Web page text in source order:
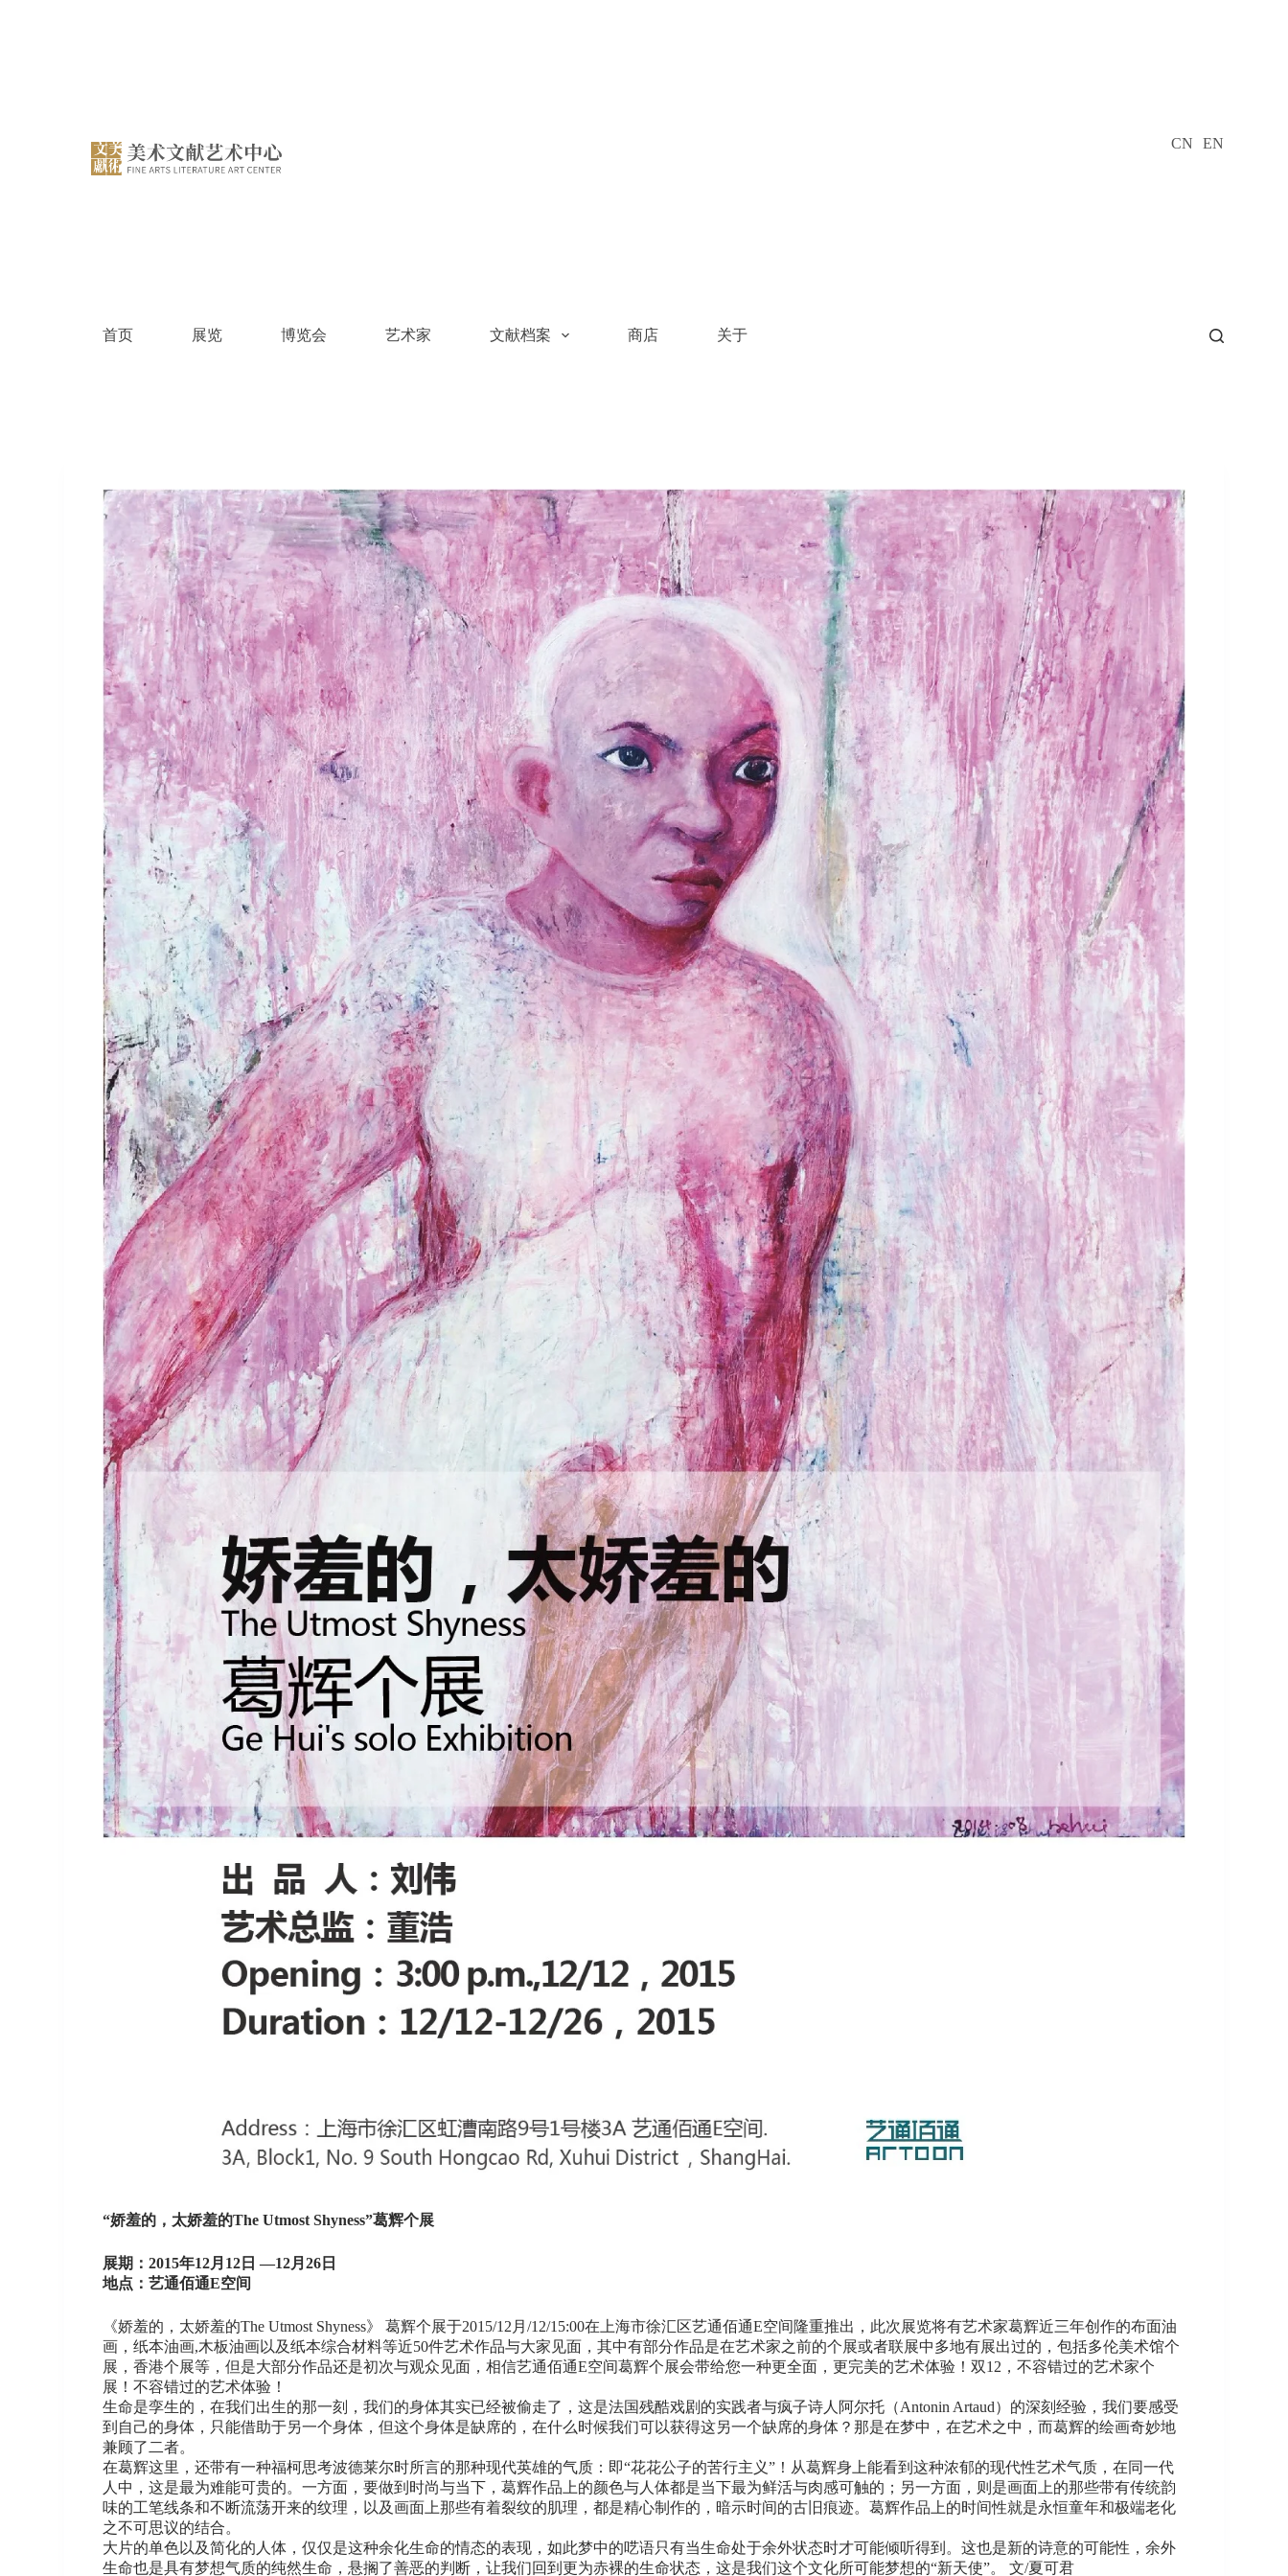
CN EN
首页 展览 博览会 艺术家 文献档案 商店 关于
“娇羞的，太娇羞的The Utmost Shyness”葛辉个展
展期：2015年12月12日 —12月26日
地点：艺通佰通E空间
《娇羞的，太娇羞的The Utmost Shyness》 葛辉个展于2015/12月/12/15:00在上海市徐汇区艺通佰通E空间隆重推出，此次展览将有艺术家葛辉近三年创作的布面油
画，纸本油画,木板油画以及纸本综合材料等近50件艺术作品与大家见面，其中有部分作品是在艺术家之前的个展或者联展中多地有展出过的，包括多伦美术馆个
展，香港个展等，但是大部分作品还是初次与观众见面，相信艺通佰通E空间葛辉个展会带给您一种更全面，更完美的艺术体验！双12，不容错过的艺术家个
展！不容错过的艺术体验！
生命是孪生的，在我们出生的那一刻，我们的身体其实已经被偷走了，这是法国残酷戏剧的实践者与疯子诗人阿尔托（Antonin Artaud）的深刻经验，我们要感受
到自己的身体，只能借助于另一个身体，但这个身体是缺席的，在什么时候我们可以获得这另一个缺席的身体？那是在梦中，在艺术之中，而葛辉的绘画奇妙地
兼顾了二者。
在葛辉这里，还带有一种福柯思考波德莱尔时所言的那种现代英雄的气质：即“花花公子的苦行主义”！从葛辉身上能看到这种浓郁的现代性艺术气质，在同一代
人中，这是最为难能可贵的。一方面，要做到时尚与当下，葛辉作品上的颜色与人体都是当下最为鲜活与肉感可触的；另一方面，则是画面上的那些带有传统韵
味的工笔线条和不断流荡开来的纹理，以及画面上那些有着裂纹的肌理，都是精心制作的，暗示时间的古旧痕迹。葛辉作品上的时间性就是永恒童年和极端老化
之不可思议的结合。
大片的单色以及简化的人体，仅仅是这种余化生命的情态的表现，如此梦中的呓语只有当生命处于余外状态时才可能倾听得到。这也是新的诗意的可能性，余外
生命也是具有梦想气质的纯然生命，悬搁了善恶的判断，让我们回到更为赤裸的生命状态，这是我们这个文化所可能梦想的“新天使”。 文/夏可君